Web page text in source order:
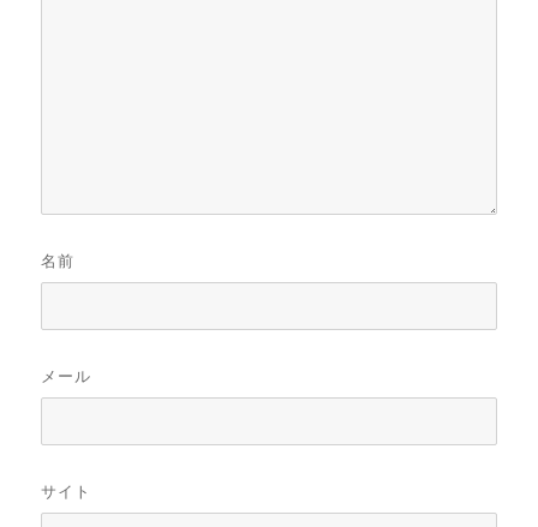
名前
メール
サイト